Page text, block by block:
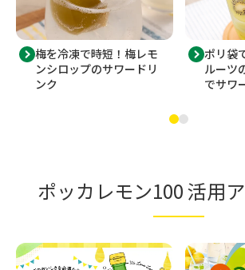
梅を冷凍で時短！梅レモ
ンシロップのサワードリ
ンク
ポリ袋
ルーツ
でサワ
ポッカレモン100 活用